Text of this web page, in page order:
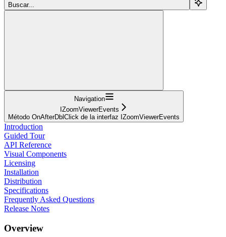
Buscar...
Navigation
IZoomViewerEvents
Método OnAfterDblClick de la interfaz IZoomViewerEvents
Introduction
Guided Tour
API Reference
Visual Components
Licensing
Installation
Distribution
Specifications
Frequently Asked Questions
Release Notes
Overview